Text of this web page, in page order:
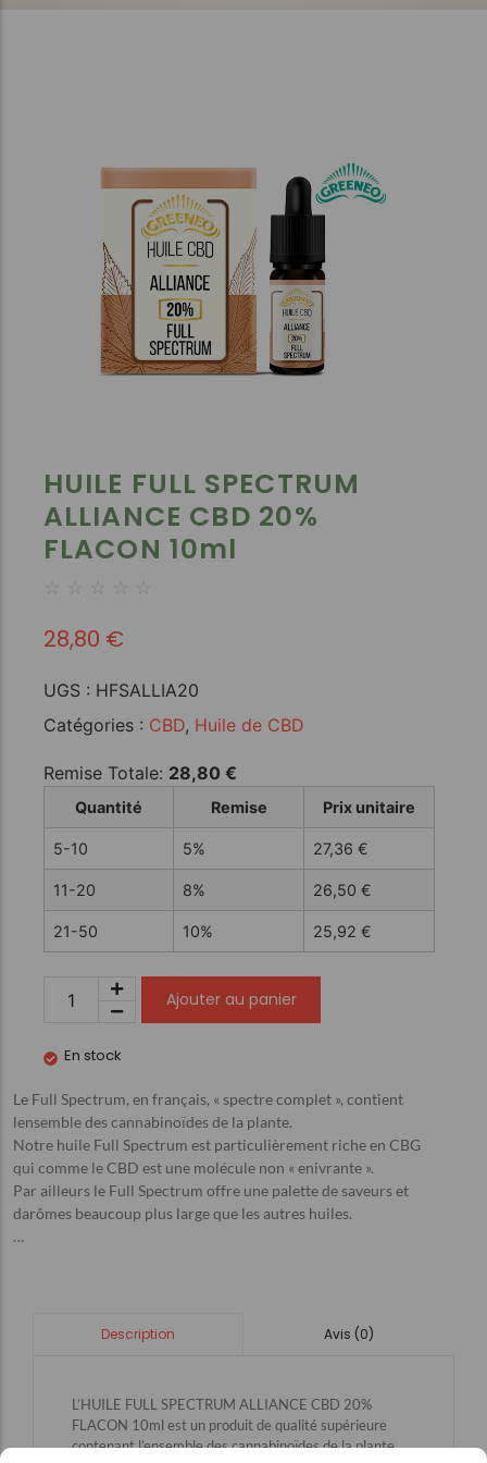
HUILE FULL SPECTRUM
ALLIANCE CBD 20%
FLACON 10ml
☆ ☆ ☆ ☆ ☆
28,80 €
UGS : HFSALLIA20
Catégories : CBD, Huile de CBD
Remise Totale: 28,80 €
Quantité Remise Prix unitaire
5-10 5% 27,36 €
11-20 8% 26,50 €
21-50 10% 25,92 €
Ajouter au panier
En stock
Le Full Spectrum, en français, « spectre complet », contient
lensemble des cannabinoïdes de la plante.
Notre huile Full Spectrum est particulièrement riche en CBG
qui comme le CBD est une molécule non « enivrante ».
Par ailleurs le Full Spectrum offre une palette de saveurs et
darômes beaucoup plus large que les autres huiles.
…
Description Avis (0)
L’HUILE FULL SPECTRUM ALLIANCE CBD 20%
FLACON 10ml est un produit de qualité supérieure
contenant l’ensemble des cannabinoïdes de la plante,